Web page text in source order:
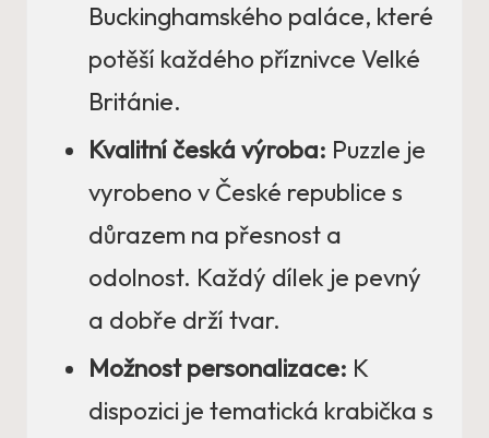
Buckinghamského paláce, které
potěší každého příznivce Velké
Británie.
Kvalitní česká výroba: Puzzle je
vyrobeno v České republice s
důrazem na přesnost a
odolnost. Každý dílek je pevný
a dobře drží tvar.
Možnost personalizace: K
dispozici je tematická krabička s